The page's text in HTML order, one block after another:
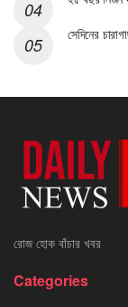
সেদিনের
রোজ হোক বাঁচার খবর
Categories